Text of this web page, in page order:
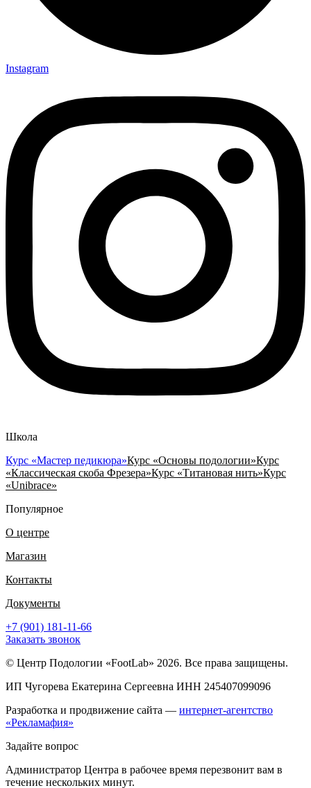
Instagram
Школа
Курс «Мастер педикюра»Курс «Основы подологии»Курс
«Классическая скоба Фрезера»Курс «Титановая нить»Курс
«Unibrace»
Популярное
О центре
Магазин
Контакты
Документы
+7 (901) 181-11-66
Заказать звонок
© Центр Подологии «FootLab» 2026. Все права защищены.
ИП Чугорева Екатерина Сергеевна ИНН 245407099096
Разработка и продвижение сайта — интернет-агентство
«Рекламафия»
Задайте вопрос
Администратор Центра в рабочее время перезвонит вам в
течение нескольких минут.